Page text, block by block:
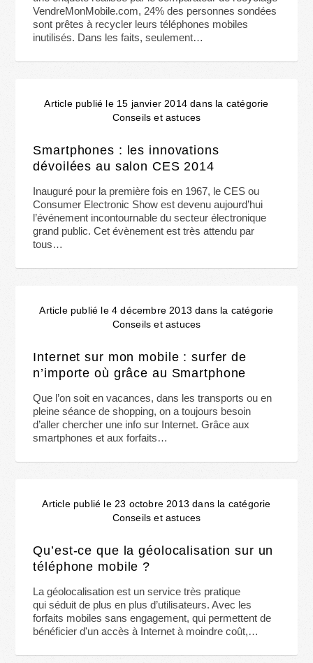
VendreMonMobile.com, 24% des personnes sondées
sont prêtes à recycler leurs téléphones mobiles
inutilisés. Dans les faits, seulement…
Article publié le 15 janvier 2014 dans la catégorie
Conseils et astuces
Smartphones : les innovations
dévoilées au salon CES 2014
Inauguré pour la première fois en 1967, le CES ou
Consumer Electronic Show est devenu aujourd’hui
l’événement incontournable du secteur électronique
grand public. Cet évènement est très attendu par
tous…
Article publié le 4 décembre 2013 dans la catégorie
Conseils et astuces
Internet sur mon mobile : surfer de
n’importe où grâce au Smartphone
Que l’on soit en vacances, dans les transports ou en
pleine séance de shopping, on a toujours besoin
d’aller chercher une info sur Internet. Grâce aux
smartphones et aux forfaits…
Article publié le 23 octobre 2013 dans la catégorie
Conseils et astuces
Qu’est-ce que la géolocalisation sur un
téléphone mobile ?
La géolocalisation est un service très pratique
qui séduit de plus en plus d’utilisateurs. Avec les
forfaits mobiles sans engagement, qui permettent de
bénéficier d'un accès à Internet à moindre coût,…